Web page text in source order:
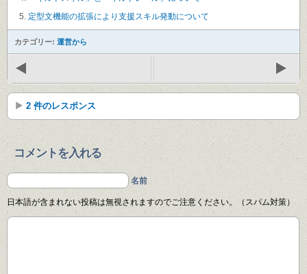
定型文機能の拡張により支援スキル発動について
カテゴリー: 運営から
2 件のレスポンス
コメントを入れる
名前
日本語が含まれない投稿は無視されますのでご注意ください。（スパム対策）